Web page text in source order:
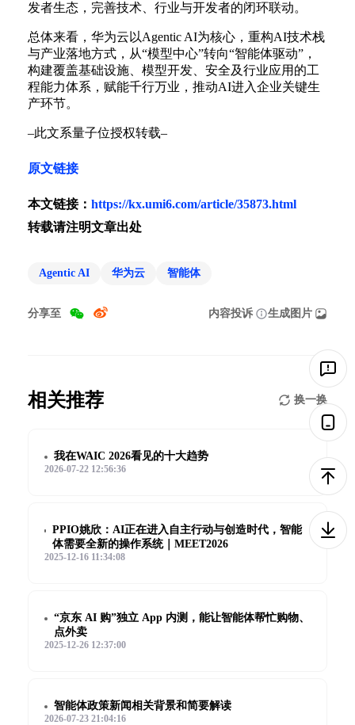
发者生态，完善技术、行业与开发者的闭环联动。
总体来看，华为云以Agentic AI为核心，重构AI技术栈
与产业落地方式，从“模型中心”转向“智能体驱动”，
构建覆盖基础设施、模型开发、安全及行业应用的工
程能力体系，赋能千行万业，推动AI进入企业关键生
产环节。
–此文系量子位授权转载–
原文链接
本文链接： https://kx.umi6.com/article/35873.html
转载请注明文章出处
Agentic AI 华为云 智能体
分享至 内容投诉 生成图片
相关推荐 换一换
我在WAIC 2026看见的十大趋势
2026-07-22 12:56:36
PPIO姚欣：AI正在进入自主行动与创造时代，智能
体需要全新的操作系统｜MEET2026
2025-12-16 11:34:08
“京东 AI 购”独立 App 内测，能让智能体帮忙购物、
点外卖
2025-12-26 12:37:00
智能体政策新闻相关背景和简要解读
2026-07-23 21:04:16